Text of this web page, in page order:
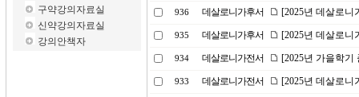
구약강의자료실
신약강의자료실
강의안책자
936 데살로니가후서 [2025년 데살로니
935 데살로니가후서 [2025년 데살로니
934 데살로니가전서 [2025년 가을학기
933 데살로니가전서 [2025년 데살로니